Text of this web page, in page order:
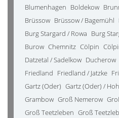
Blumenhagen Boldekow
Brüssow Brüssow / Bagemühl
Burg Stargard / Rowa Burg
Burow Chemnitz Cölpin
Datzetal / Sadelkow Ducherow
Friedland Friedland / Jatzke
Gartz (Oder) Gartz (Oder) /
Grambow Groß Nemerow
Groß Teetzleben Groß